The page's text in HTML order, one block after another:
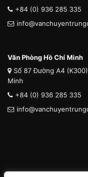
+84 (0) 936 285 335
Văn Phòng Hồ Chí Minh
Số 87 Đường A4
Minh
+84 (0) 936 285 335